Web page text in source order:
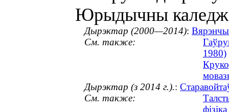
Юрыдычны каледж
Дырэктар (2000—2014):
См. также:
1980)
Дырэктар (з 2014 г.).:
См. также: